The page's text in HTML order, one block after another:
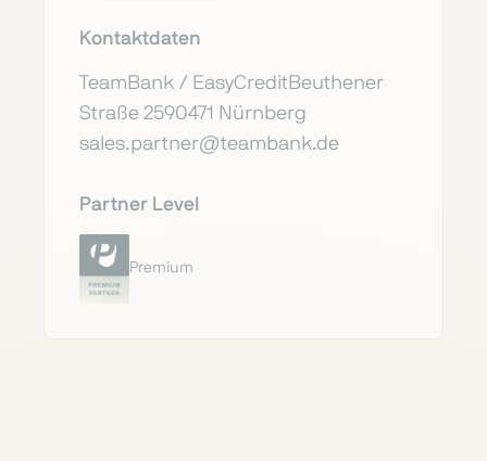
Kontaktdaten
TeamBank / EasyCreditBeuthener
Straße 2590471 Nürnberg
sales.partner@teambank.de
Partner Level
Premium